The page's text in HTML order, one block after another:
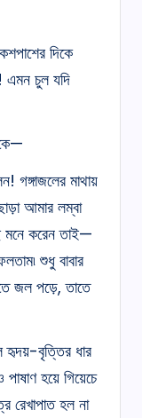
দিকে
এমন চুল যদি
গঙ্গাজলের মাথায়
আমার লম্বা
মনে করেন তাই—
শুধু বাবার
জল পড়ে, তাতে
হৃদয়-বৃত্তির ধার
হয়ে গিয়েচে
রেখাপাত হল না